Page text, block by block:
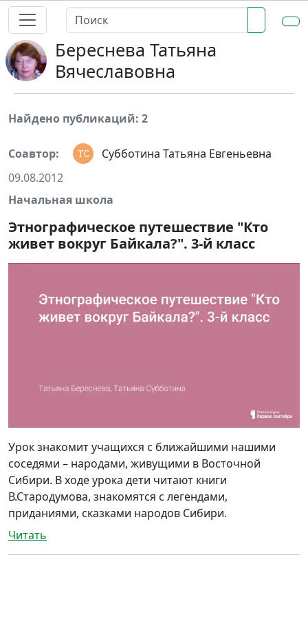
Береснева Татьяна
Вячеславовна
Найдено публикаций: 2
Соавтор:
Субботина Татьяна Евгеньевна
09.08.2012
Начальная школа
Этнографическое путешествие "Кто
живет вокруг Байкала?". 3-й класс
Урок знакомит учащихся с ближайшими нашими
соседями – народами, живущими в Восточной
Сибири. В ходе урока дети читают книги
В.Стародумова, знакомятся с легендами,
приданиями, сказками народов Сибири.
Читать